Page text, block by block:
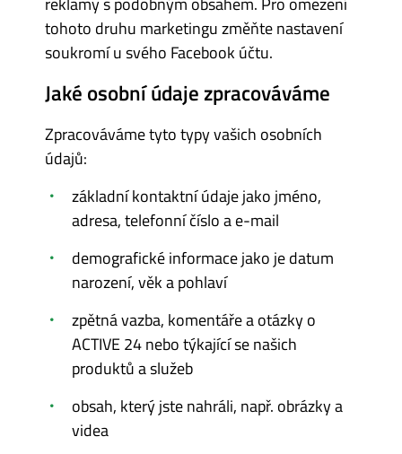
tohoto druhu marketingu změňte nastavení
soukromí u svého Facebook účtu.
Jaké osobní údaje zpracováváme
Zpracováváme tyto typy vašich osobních
údajů:
základní kontaktní údaje jako jméno,
adresa, telefonní číslo a e-mail
demografické informace jako je datum
narození, věk a pohlaví
zpětná vazba, komentáře a otázky o
ACTIVE 24 nebo týkající se našich
produktů a služeb
obsah, který jste nahráli, např. obrázky a
videa